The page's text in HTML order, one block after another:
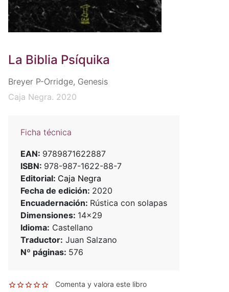
La Biblia Psíquika
Breyer P-Orridge, Genesis
Caja Negra. 2020
Ficha técnica
EAN: 9789871622887
ISBN: 978-987-1622-88-7
Editorial: Caja Negra
Fecha de edición: 2020
Encuadernación: Rústica con solapas
Dimensiones: 14x29
Idioma: Castellano
Traductor: Juan Salzano
Nº páginas: 576
Comenta y valora este libro